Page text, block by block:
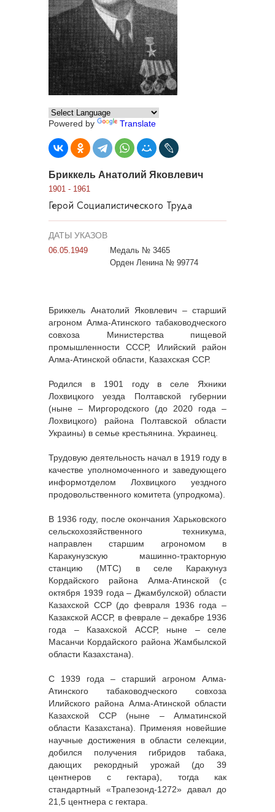
Powered by Translate
Бриккель Анатолий Яковлевич
1901 - 1961
Герой Социалистического Труда
ДАТЫ УКАЗОВ
06.05.1949
Медаль № 3465
Орден Ленина № 99774
Бриккель Анатолий Яковлевич – старший
агроном Алма-Атинского табаководческого
совхоза Министерства пищевой
промышленности СССР, Илийский район
Алма-Атинской области, Казахская ССР.
Родился в 1901 году в селе Яхники
Лохвицкого уезда Полтавской губернии
(ныне – Миргородского (до 2020 года –
Лохвицкого) района Полтавской области
Украины) в семье крестьянина. Украинец.
Трудовую деятельность начал в 1919 году в
качестве уполномоченного и заведующего
информотделом Лохвицкого уездного
продовольственного комитета (упродкома).
В 1936 году, после окончания Харьковского
сельскохозяйственного техникума,
направлен старшим агрономом в
Каракунузскую машинно-тракторную
станцию (МТС) в селе Каракунуз
Кордайского района Алма-Атинской (с
октября 1939 года – Джамбулской) области
Казахской ССР (до февраля 1936 года –
Казакской АССР, в феврале – декабре 1936
года – Казахской АССР, ныне – селе
Масанчи Кордайского района Жамбылской
области Казахстана).
С 1939 года – старший агроном Алма-
Атинского табаководческого совхоза
Илийского района Алма-Атинской области
Казахской ССР (ныне – Алматинской
области Казахстана). Применяя новейшие
научные достижения в области селекции,
добился получения гибридов табака,
дающих рекордный урожай (до 39
центнеров с гектара), тогда как
стандартный «Трапезонд-1272» давал до
21,5 центнера с гектара.